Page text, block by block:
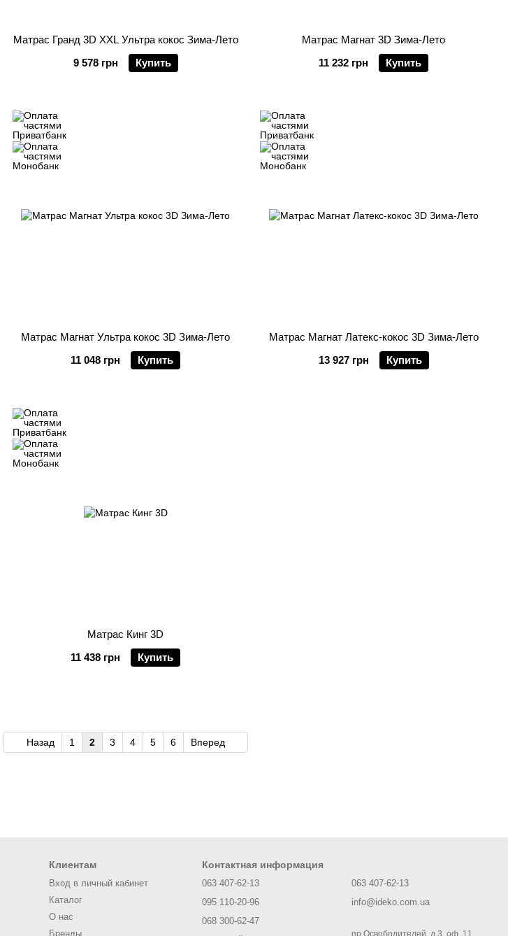
Матрас Гранд 3D XXL Ультра кокос Зима-Лето
9 578 грн
Купить
Матрас Магнат 3D Зима-Лето
11 232 грн
Купить
Матрас Магнат Ультра кокос 3D Зима-Лето
11 048 грн
Купить
Матрас Магнат Латекс-кокос 3D Зима-Лето
13 927 грн
Купить
Матрас Кинг 3D
11 438 грн
Купить
Назад 1 2 3 4 5 6 Вперед
Клиентам
Вход в личный кабинет
Каталог
О нас
Бренды
Контактная информация
063 407-62-13
095 110-20-96
068 300-62-47
063 407-62-13
info@ideko.com.ua
пр.Освободителей, д.3, оф. 11